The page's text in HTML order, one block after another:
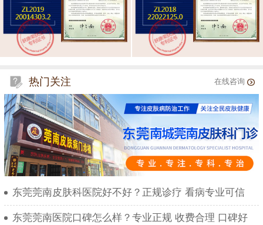
热门关注 在线咨询
东莞莞南皮肤科医院好不好？正规诊疗 看病专业可信
东莞莞南医院口碑怎么样？专业正规 收费合理 口碑好